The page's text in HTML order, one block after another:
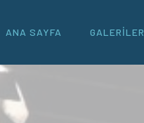
ANA SAYFA GALERILER